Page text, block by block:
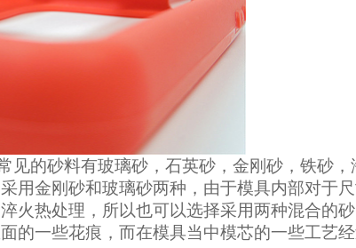
见的砂料有玻璃砂，石英砂，金刚砂，铁砂，
用金刚砂和玻璃砂两种，由于模具内部对于
火热处理，所以也可以选择采用两种混合的
的一些花痕，而在模具当中模芯的一些工艺